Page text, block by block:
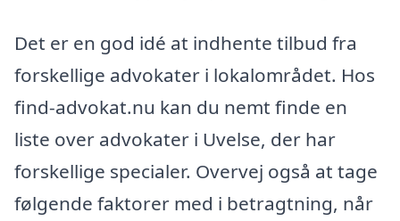
Det er en god idé at indhente tilbud fra
forskellige advokater i lokalområdet. Hos
find-advokat.nu kan du nemt finde en
liste over advokater i Uvelse, der har
forskellige specialer. Overvej også at tage
følgende faktorer med i betragtning, når